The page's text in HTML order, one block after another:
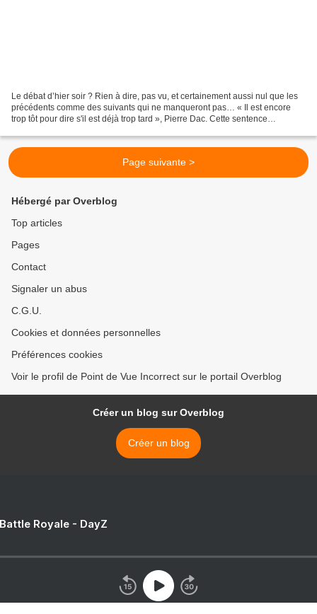
Le débat d’hier soir ? Rien à dire, pas vu, et certainement aussi nul que les
précédents comme des suivants qui ne manqueront pas… « Il est encore
trop tôt pour dire s'il est déjà trop tard », Pierre Dac. Cette sentence
Page suivante >
Hébergé par Overblog
Top articles
Pages
Contact
Signaler un abus
C.G.U.
Cookies et données personnelles
Préférences cookies
Voir le profil de Point de Vue Incorrect sur le portail Overblog
Créer un blog sur Overblog
Créer un blog
Royale - DayZ